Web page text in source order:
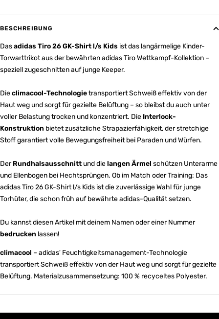
BESCHREIBUNG
Dasadidas Tiro 26 GK-Shirt l/s Kids ist das langärmelige Kinder-
Torwarttrikot aus der bewährten adidas Tiro Wettkampf-Kollektion –
speziell zugeschnitten auf junge Keeper.
Dieclimacool-Technologietransportiert Schweiß effektiv von der
Haut weg und sorgt für gezielte Belüftung – so bleibst du auch unter
voller Belastung trocken und konzentriert. Die Interlock-
Konstruktion bietet zusätzliche Strapazierfähigkeit, der stretchige
Stoff garantiert volle Bewegungsfreiheit bei Paraden und Würfen.
DerRundhalsausschnitt und dielangen Ärmel schützen Unterarme
und Ellenbogen bei Hechtsprüngen. Ob im Match oder Training: Das
adidas Tiro 26 GK-Shirt l/s Kids ist die zuverlässige Wahl für junge
Torhüter, die schon früh auf bewährte adidas-Qualität setzen.
Du kannst diesen Artikel mit deinem Namen oder einer Nummer
bedrucken lassen!
climacool – adidas' Feuchtigkeitsmanagement-Technologie
transportiert Schweiß effektiv von der Haut weg und sorgt für gezielte
Belüftung. Materialzusammensetzung: 100 % recyceltes Polyester.